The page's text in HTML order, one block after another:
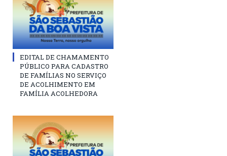
EDITAL DE CHAMAMENTO
PÚBLICO PARA CADASTRO
DE FAMÍLIAS NO SERVIÇO
DE ACOLHIMENTO EM
FAMÍLIA ACOLHEDORA